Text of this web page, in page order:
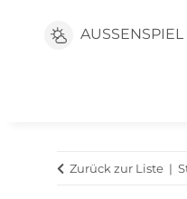
AUSSENSPIEL
Zurück zur Liste